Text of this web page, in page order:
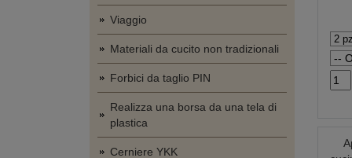
Viaggio
Materiali da cucito non tradizionali
Forbici da taglio PIN
Realizza una borsa da una tela di
plastica
Cerniere YKK